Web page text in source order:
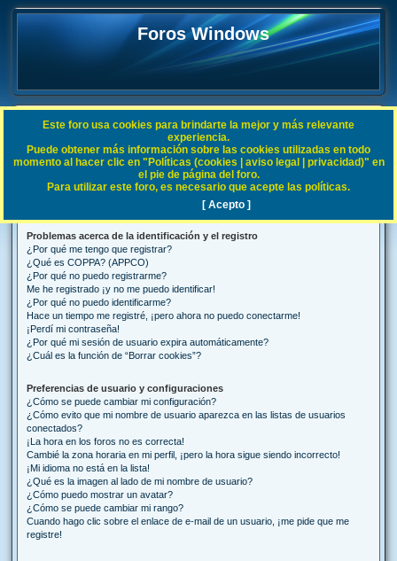
Foros Windows
FAQ
Índice general Preguntas Frecuentes
B
Preguntas Frecuentes
Problemas acerca de la identificación y el registro
¿Por qué me tengo que registrar?
¿Qué es COPPA? (APPCO)
¿Por qué no puedo registrarme?
Me he registrado ¡y no me puedo identificar!
¿Por qué no puedo identificarme?
Hace un tiempo me registré, ¡pero ahora no puedo conectarme!
¡Perdí mi contraseña!
¿Por qué mi sesión de usuario expira automáticamente?
¿Cuál es la función de “Borrar cookies”?
Preferencias de usuario y configuraciones
¿Cómo se puede cambiar mi configuración?
¿Cómo evito que mi nombre de usuario aparezca en las listas de usuarios
conectados?
¡La hora en los foros no es correcta!
Cambié la zona horaria en mi perfil, ¡pero la hora sigue siendo incorrecto!
¡Mi idioma no está en la lista!
¿Qué es la imagen al lado de mi nombre de usuario?
¿Cómo puedo mostrar un avatar?
¿Cómo se puede cambiar mi rango?
Cuando hago clic sobre el enlace de e-mail de un usuario, ¡me pide que me
registre!
Este foro usa cookies para brindarte la mejor y más relevante
experiencia.
Puede obtener más información sobre las cookies utilizadas en todo
momento al hacer clic en "Políticas (cookies | aviso legal | privacidad)" en
el pie de página del foro.
Para utilizar este foro, es necesario que acepte las políticas.
[ Acepto ]